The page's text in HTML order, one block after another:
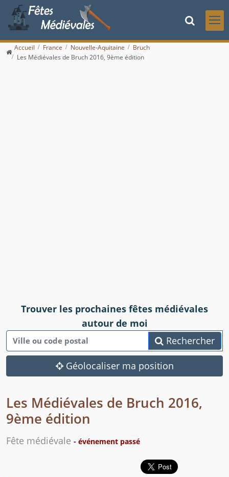
Accueil France Nouvelle-Aquitaine
Bruch
Les Médiévales de Bruch 2016, 9ème édition
Trouver les prochaines fêtes médiévales
autour de moi
Rechercher
Géolocaliser ma position
Les Médiévales de Bruch 2016,
9ème édition
Fête médiévale - événement passé